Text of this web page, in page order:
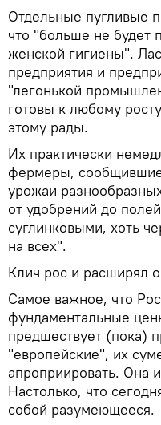
Отдельные пугливые
что "больше не будет
женской гигиены".
предприятия и
"легонькой
готовы к любому
этому рады.
Их практически
фермеры,
урожаи
от удобрений до
суглинковыми, хоть
на всех".
Клич рос и расширял
Самое важное, что
фундаментальные
предшествует (пока)
"европейские", их
апроприировать. Она
Настолько, что
собой разумеющееся.